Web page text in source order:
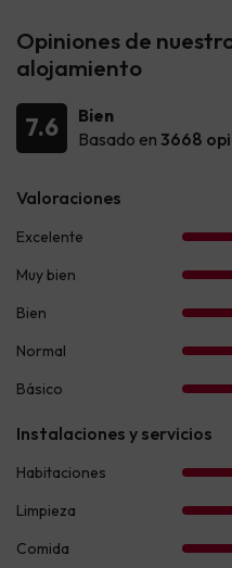
Opiniones de
alojamiento
7.6
Bien
Basado en 3668